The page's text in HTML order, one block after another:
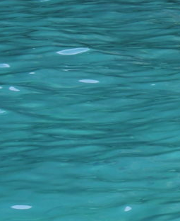
Island by Speed Boat